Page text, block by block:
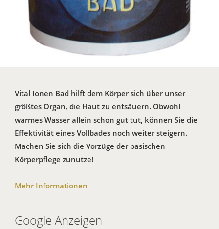
Vital Ionen Bad hilft dem Körper sich über unser
größtes Organ, die Haut zu entsäuern. Obwohl
warmes Wasser allein schon gut tut, können Sie die
Effektivität eines Vollbades noch weiter steigern.
Machen Sie sich die Vorzüge der basischen
Körperpflege zunutze!
Mehr Informationen
Google Anzeigen